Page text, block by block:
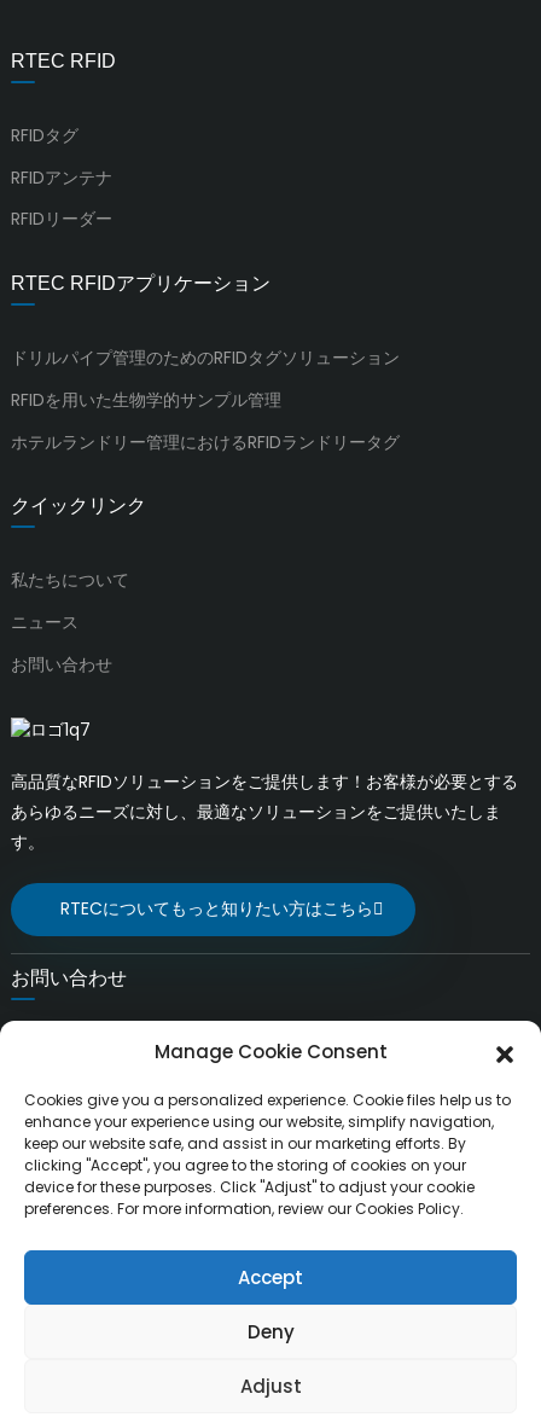
RTEC RFID
RFIDタグ
RFIDアンテナ
RFIDリーダー
RTEC RFIDアプリケーション
ドリルパイプ管理のためのRFIDタグソリューション
RFIDを用いた生物学的サンプル管理
ホテルランドリー管理におけるRFIDランドリータグ
クイックリンク
私たちについて
ニュース
お問い合わせ
高品質なRFIDソリューションをご提供します！お客様が必要とする
あらゆるニーズに対し、最適なソリューションをご提供いたしま
す。
RTECについてもっと知りたい方はこちら
お問い合わせ
liuchang@rfrid.com
住所：
中国四川省綿陽市科学技術革新区イノベーション基地10号棟
621000
綿陽瑞泰智能科技有限公司
Manage Cookie Consent
Cookies give you a personalized experience. Cookie files help us to
enhance your experience using our website, simplify navigation,
keep our website safe, and assist in our marketing efforts. By
clicking "Accept", you agree to the storing of cookies on your
device for these purposes. Click "Adjust" to adjust your cookie
preferences. For more information, review our Cookies Policy.
Accept
Deny
Adjust